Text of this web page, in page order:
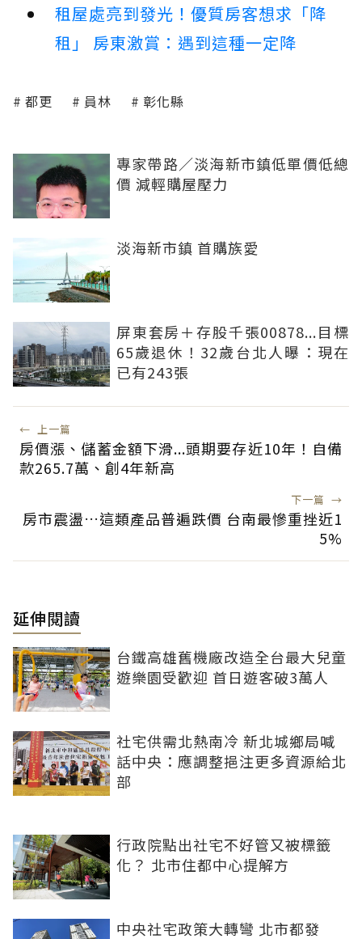
租屋處亮到發光！優質房客想求「降
租」 房東激賞：遇到這種一定降
都更 員林 彰化縣
專家帶路／淡海新市鎮低單價低總
價 減輕購屋壓力
淡海新市鎮 首購族愛
屏東套房＋存股千張00878...目標
65歲退休！32歲台北人曝：現在
已有243張
← 上一篇
房價漲、儲蓄金額下滑...頭期要存近10年！自備
款265.7萬、創4年新高
下一篇 →
房市震盪…這類產品普遍跌價 台南最慘重挫近1
5%
延伸閱讀
台鐵高雄舊機廠改造全台最大兒童
遊樂園受歡迎 首日遊客破3萬人
社宅供需北熱南冷 新北城鄉局喊
話中央：應調整挹注更多資源給北
部
行政院點出社宅不好管又被標籤
化？ 北市住都中心提解方
中央社宅政策大轉彎 北市都發